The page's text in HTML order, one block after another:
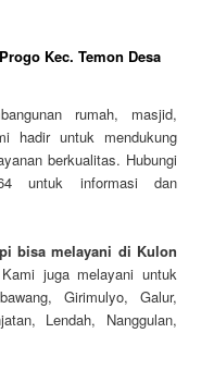
Kec. Temon Desa
rumah, masjid,
hadir untuk mendukung
berkualitas. Hubungi
untuk informasi dan
bisa melayani di Kulon
juga melayani untuk
Girimulyo, Galur,
Lendah, Nanggulan,